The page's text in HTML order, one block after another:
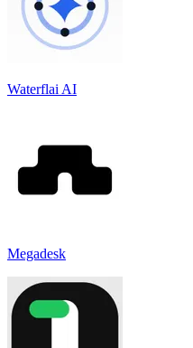
Waterflai AI
Megadesk